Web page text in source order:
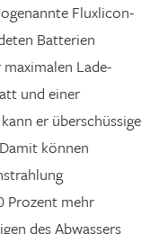
Fluxlicon-
Batterien
Lade-
und einer
er überschüssige
können
Prozent mehr
des Abwassers